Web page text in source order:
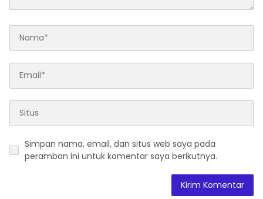
Simpan nama, email, dan situs web saya pada
peramban ini untuk komentar saya berikutnya.